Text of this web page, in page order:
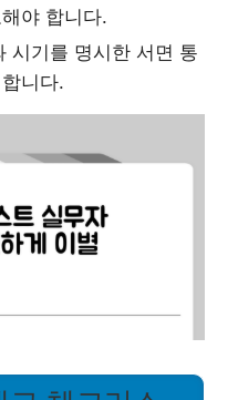
야 합니다.
시기를 명시한 서면 통
니다.